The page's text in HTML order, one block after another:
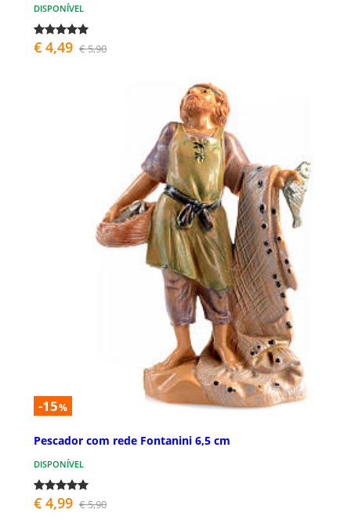
DISPONÍVEL
€ 4,49 € 5,90
-15%
Pescador com rede Fontanini 6,5 cm
DISPONÍVEL
€ 4,99 € 5,90